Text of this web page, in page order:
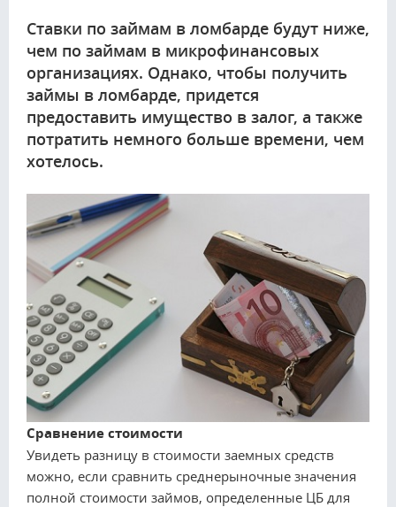
Ставки по займам в ломбарде будут ниже,
чем по займам в микрофинансовых
организациях. Однако, чтобы получить
займы в ломбарде, придется
предоставить имущество в залог, а также
потратить немного больше времени, чем
хотелось.
Сравнение стоимости
Увидеть разницу в стоимости заемных средств
можно, если сравнить среднерыночные значения
полной стоимости займов, определенные ЦБ для